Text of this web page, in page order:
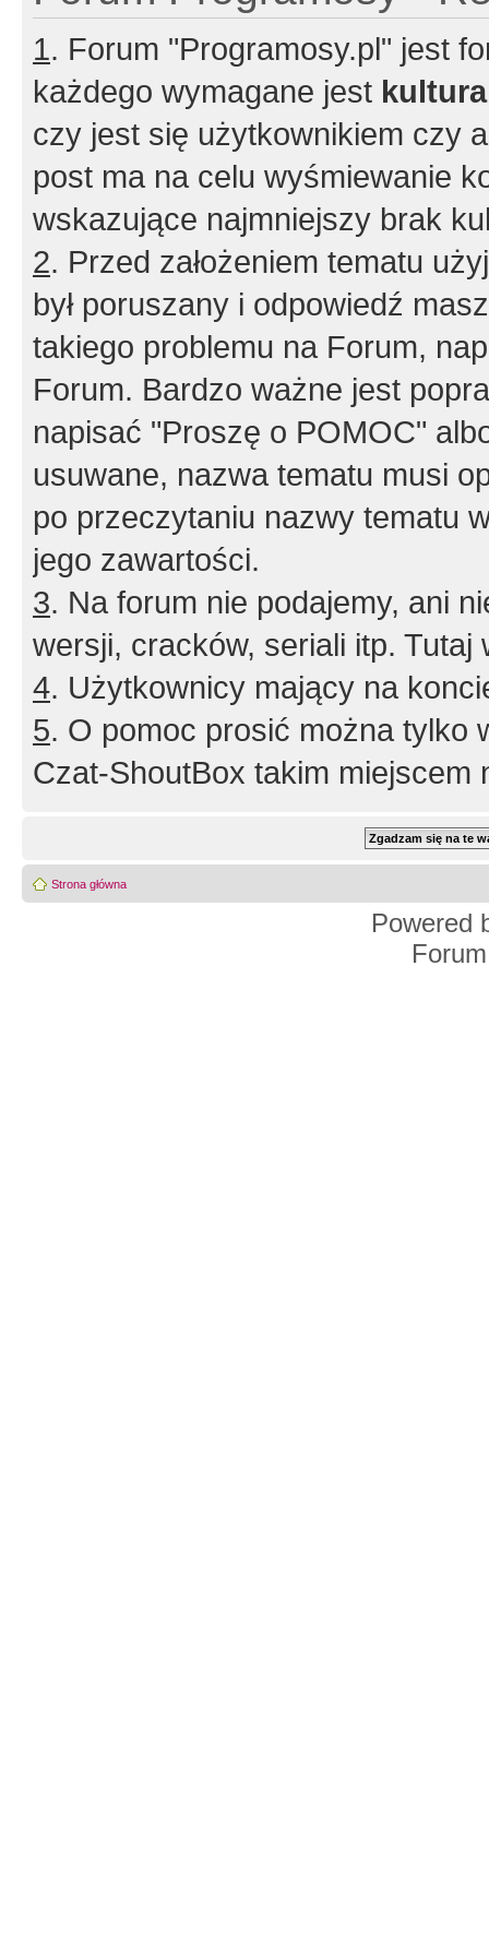
1. Forum "Programosy.pl" jest
każdego wymagane jest
czy jest się użytkownikiem czy
post ma na celu wyśmiewanie
wskazujące najmniejszy brak
2. Przed założeniem tematu
był poruszany i odpowiedź
takiego problemu na Forum,
Forum. Bardzo ważne jest
napisać "Proszę o POMOC"
usuwane, nazwa tematu musi
po przeczytaniu nazwy tematu
jego zawartości.
3. Na forum nie podajemy, ani
wersji, cracków, seriali itp. Tutaj
4. Użytkownicy mający na
5. O pomoc prosić można tylko
Czat-ShoutBox takim miejscem
Strona główna
Powered